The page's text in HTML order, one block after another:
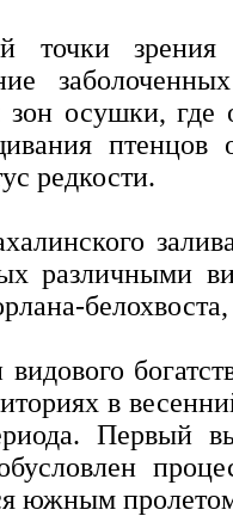
точки зрения
осушки, где
птенцов
редкости.
различными
в
Первый
южным